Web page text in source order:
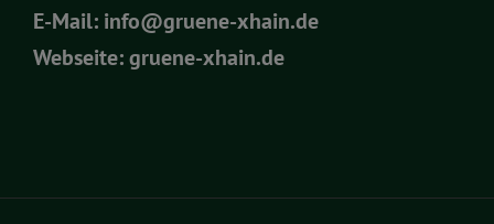
E-Mail: info@gruene-xhain.de
Webseite:gruene-xhain.de